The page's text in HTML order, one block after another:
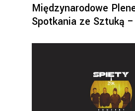
Międzynarodowe
Spotkania ze Sztuką